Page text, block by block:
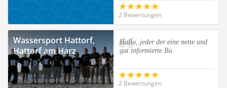
2 Bewertungen
Wassersport Hattorf,
Hattorf am Harz
Hallo, jeder der eine nette und
gut informierte Ba
2 Bewertungen